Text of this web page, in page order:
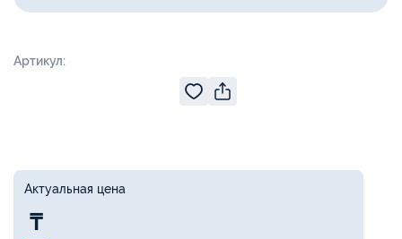
Артикул:
Актуальная цена
₸